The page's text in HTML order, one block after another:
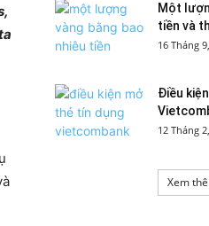
Một
tiền và
16 Tháng
Điều
12 Tháng
Xem